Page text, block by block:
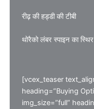
रीढ़ की हड्डी की टीबी
थोरैको लंबर स्पाइन का
[vcex_teaser
heading=”Buying
img_size=”full”